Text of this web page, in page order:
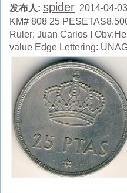
发布人: spider 2014-04-03
KM# 808 25
Ruler: Juan Carlos I
value Edge Lettering: